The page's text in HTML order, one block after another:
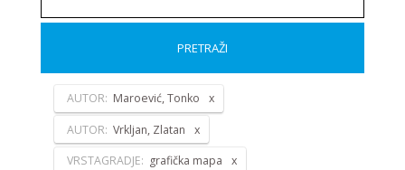
PRETRAŽI
AUTOR: Maroević, Tonko
AUTOR: Vrkljan, Zlatan
VRSTAGRADJE: grafička mapa